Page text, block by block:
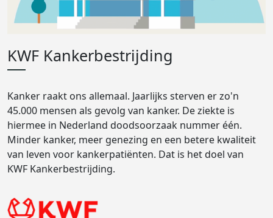
KWF Kankerbestrijding
Kanker raakt ons allemaal. Jaarlijks sterven er zo'n
45.000 mensen als gevolg van kanker. De ziekte is
hiermee in Nederland doodsoorzaak nummer één.
Minder kanker, meer genezing en een betere kwaliteit
van leven voor kankerpatiënten. Dat is het doel van
KWF Kankerbestrijding.